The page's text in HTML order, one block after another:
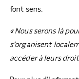
font sens.
« Nous serons là
s’organisent
accéder à leurs